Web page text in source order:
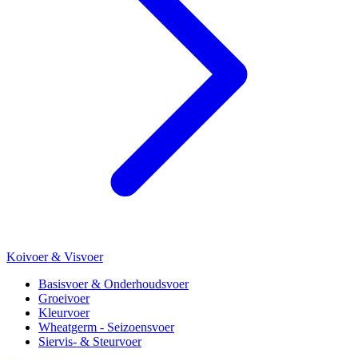
Koivoer & Visvoer
Basisvoer & Onderhoudsvoer
Groeivoer
Kleurvoer
Wheatgerm - Seizoensvoer
Siervis- & Steurvoer